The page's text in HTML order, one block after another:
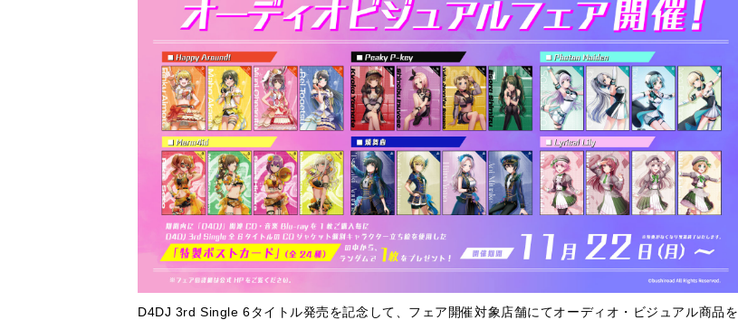
D4DJ 3rd Single 6タイトル発売を記念して、フェア開催対象店舗にてオーディオ・ビジュアル商品を